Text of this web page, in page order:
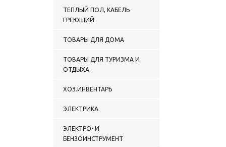
ТЕПЛЫЙ ПОЛ, КАБЕЛЬ
ГРЕЮЩИЙ
ТОВАРЫ ДЛЯ ДОМА
ТОВАРЫ ДЛЯ ТУРИЗМА И
ОТДЫХА
ХОЗ.ИНВЕНТАРЬ
ЭЛЕКТРИКА
ЭЛЕКТРО- И
БЕНЗОИНСТРУМЕНТ